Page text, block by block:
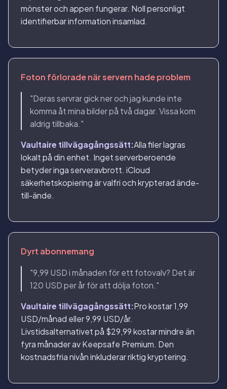
mönster och appen fungerar. Noll personligt
identifierbar information insamlad.
Foton förlorade när servern hade problem
"Deras servrar gick ner och jag kunde inte
komma åt mina bilder på två dagar. Vissa kom
aldrig tillbaka."
Vaultaire tillvägagångssätt:Alla filer lagras
lokalt på din enhet. Inget serverberoende
betyder inga serveravbrott. iCloud
säkerhetskopiering är valfri och krypterad ände-
till-ände.
Dyrt abonnemang
"9,99 USD i månaden för ett fotovalv? Det är
120 USD per år för att dölja foton."
Vaultaire tillvägagångssätt:Pro kostar 1,99
USD/månad eller 9,99 USD/år.
Livstidsalternativet på $29,99 kostar mindre än
fyra månader av Keepsafe Premium. Den
kostnadsfria nivån inkluderar riktig kryptering.